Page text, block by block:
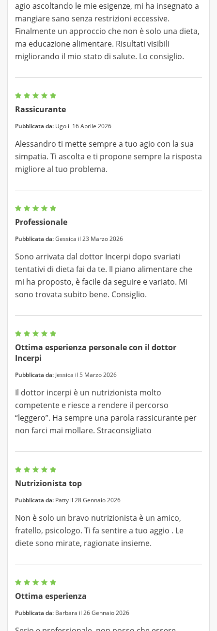
agio ascoltando le mie esigenze, mi ha insegnato a
mangiare sano senza restrizioni eccessive.
Finalmente un approccio che non è solo una dieta,
ma educazione alimentare. Risultati visibili
migliorando il mio stato di salute. Lo consiglio.
Rassicurante
Pubblicata da: Ugo il 16 Aprile 2026
Alessandro ti mette sempre a tuo agio con la sua
simpatia. Ti ascolta e ti propone sempre la risposta
migliore al tuo problema.
Professionale
Pubblicata da:Gessica il 23 Marzo 2026
Sono arrivata dal dottor Incerpi dopo svariati
tentativi di dieta fai da te. Il piano alimentare che
mi ha proposto, è facile da seguire e variato. Mi
sono trovata subito bene. Consiglio.
Ottima esperienza personale con il dottor
Incerpi
Pubblicata da: Jessica il 5 Marzo 2026
Il dottor incerpi è un nutrizionista molto
competente e riesce a rendere il percorso
“leggero”. Ha sempre una parola rassicurante per
non farci mai mollare. Straconsigliato
Nutrizionista top
Pubblicata da: Patty il 28 Gennaio 2026
Non è solo un bravo nutrizionista è un amico,
fratello, psicologo. Ti fa sentire a tuo aggio . Le
diete sono mirate, ragionate insieme.
Ottima esperienza
Pubblicata da: Barbara il 26 Gennaio 2026